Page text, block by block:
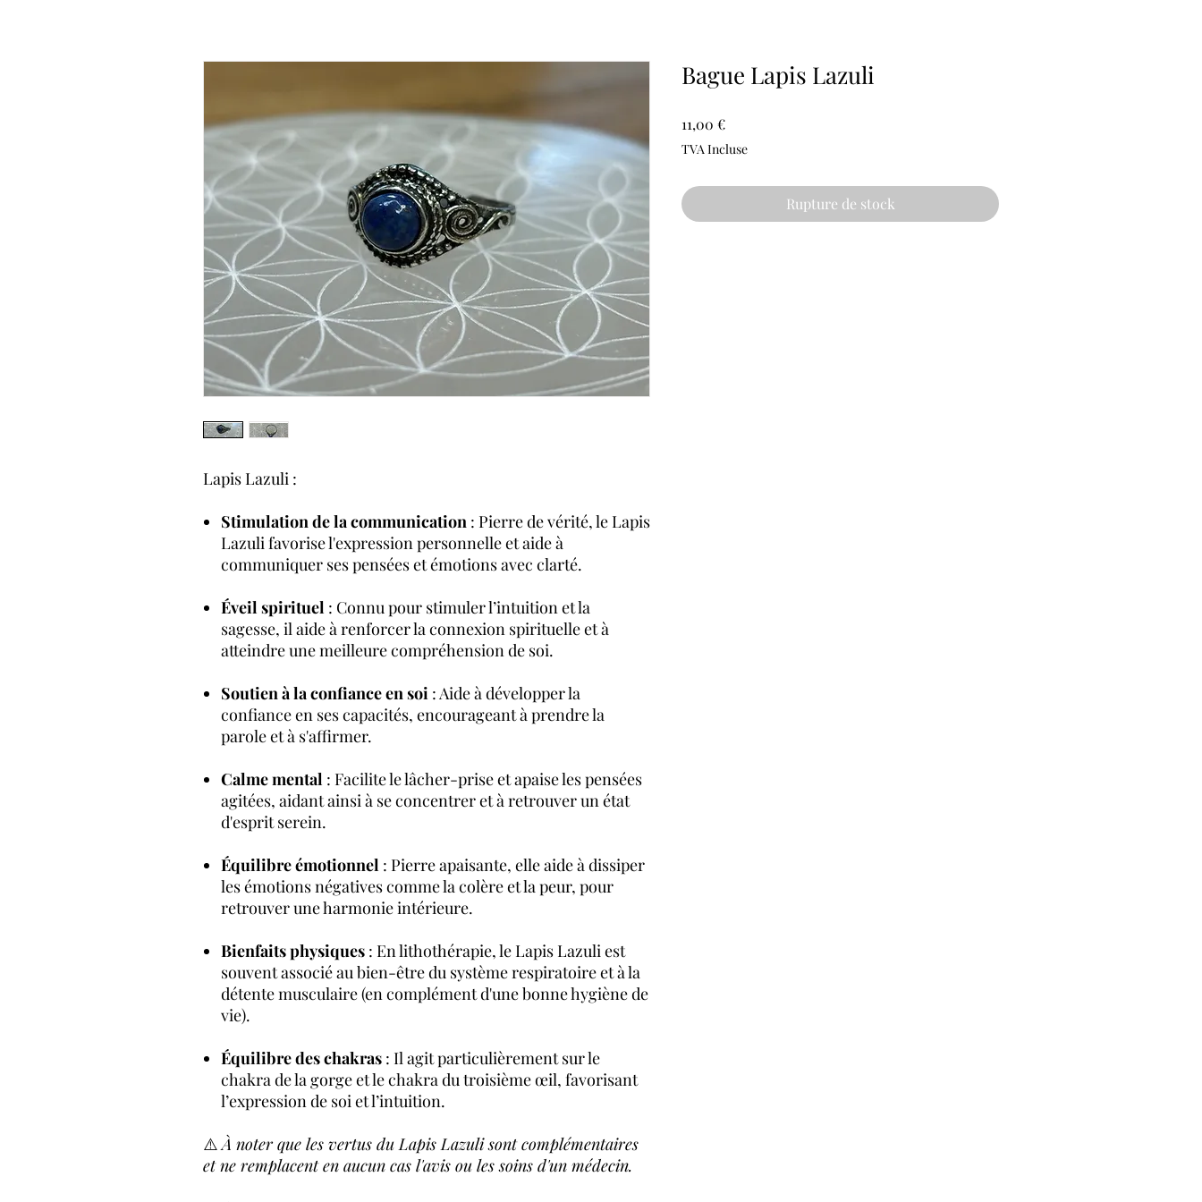
Lapis Lazuli :
Stimulation de la communication : Pierre de vérité, le Lapis
Lazuli favorise l'expression personnelle et aide à
communiquer ses pensées et émotions avec clarté.
Éveil spirituel : Connu pour stimuler l’intuition et la
sagesse, il aide à renforcer la connexion spirituelle et à
atteindre une meilleure compréhension de soi.
Soutien à la confiance en soi : Aide à développer la
confiance en ses capacités, encourageant à prendre la
parole et à s'affirmer.
Calme mental : Facilite le lâcher-prise et apaise les pensées
agitées, aidant ainsi à se concentrer et à retrouver un état
d'esprit serein.
Équilibre émotionnel : Pierre apaisante, elle aide à dissiper
les émotions négatives comme la colère et la peur, pour
retrouver une harmonie intérieure.
Bienfaits physiques : En lithothérapie, le Lapis Lazuli est
souvent associé au bien-être du système respiratoire et à la
détente musculaire (en complément d'une bonne hygiène de
vie).
Équilibre des chakras : Il agit particulièrement sur le
chakra de la gorge et le chakra du troisième œil, favorisant
l’expression de soi et l’intuition.
⚠️À noter que les vertus du Lapis Lazuli sont complémentaires
et ne remplacent en aucun cas l'avis ou les soins d'un médecin.
Bague Lapis Lazuli
11,00 €Prix
TVA Incluse
Rupture de stock